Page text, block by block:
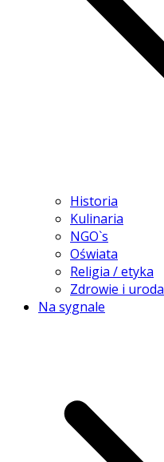
Historia
Kulinaria
NGO`s
Oświata
Religia / etyka
Zdrowie i uroda
Na sygnale